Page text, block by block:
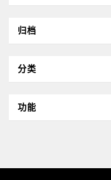
归档
分类
功能